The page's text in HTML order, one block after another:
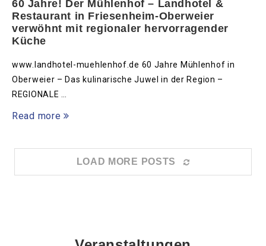
60 Jahre! Der Mühlenhof – Landhotel &
Restaurant in Friesenheim-Oberweier
verwöhnt mit regionaler hervorragender
Küche
www.landhotel-muehlenhof.de 60 Jahre Mühlenhof in
Oberweier – Das kulinarische Juwel in der Region –
REGIONALE …
Read more
LOAD MORE POSTS